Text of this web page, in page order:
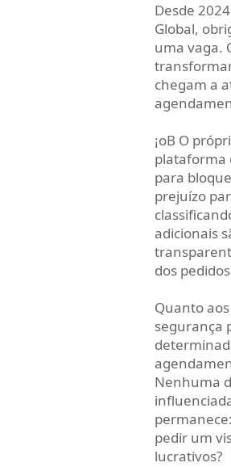
Desde
Global,
uma vaga.
chegam a
¡oB O
plataforma
para
prejuízo
adicionais
dos
Quanto
segurança
Nenhuma
pedir um
lucrativos?